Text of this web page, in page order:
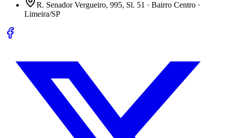
R. Senador Vergueiro, 995, Sl. 51 · Bairro Centro ·
Limeira/SP